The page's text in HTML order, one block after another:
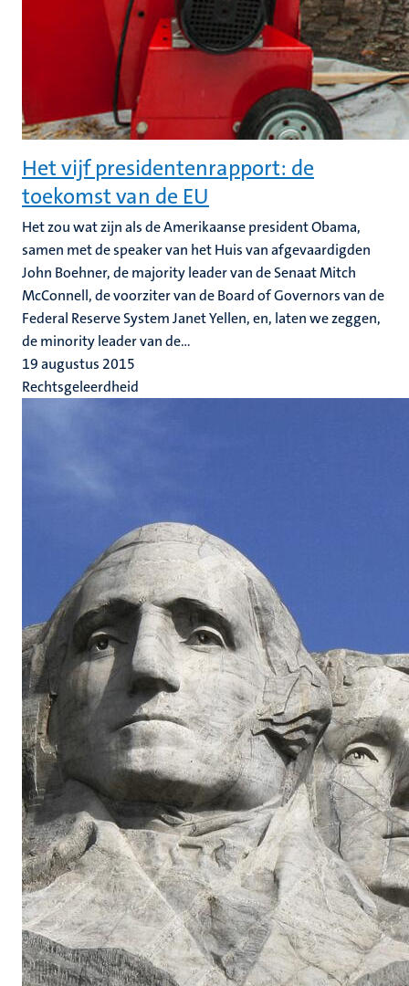
Het vijf presidentenrapport: de
toekomst van de EU
Het zou wat zijn als de Amerikaanse president Obama,
samen met de speaker van het Huis van afgevaardigden
John Boehner, de majority leader van de Senaat Mitch
McConnell, de voorziter van de Board of Governors van de
Federal Reserve System Janet Yellen, en, laten we zeggen,
de minority leader van de...
19 augustus 2015
Rechtsgeleerdheid